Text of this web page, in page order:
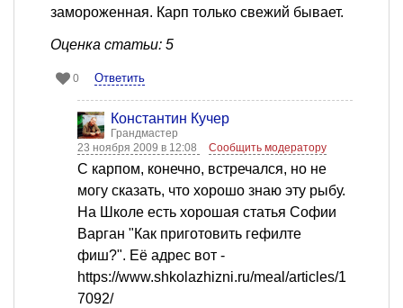
замороженная. Карп только свежий бывает.
Оценка статьи: 5
0 Ответить
Константин Кучер
Грандмастер
23 ноября 2009 в 12:08
Сообщить модератору
С карпом, конечно, встречался, но не
могу сказать, что хорошо знаю эту рыбу.
На Школе есть хорошая статья Софии
Варган "Как приготовить гефилте
фиш?". Её адрес вот -
https://www.shkolazhizni.ru/meal/articles/1
7092/